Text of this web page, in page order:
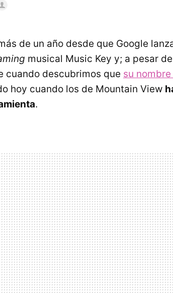
de un año desde que Google
musical Music Key y; a pesar
cuando descubrimos que su
hoy cuando los de Mountain View
.